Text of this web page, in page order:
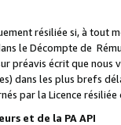
résiliée si, à
le Décompte de
préavis écrit que
dans les plus
par la Licence
et de la PA API